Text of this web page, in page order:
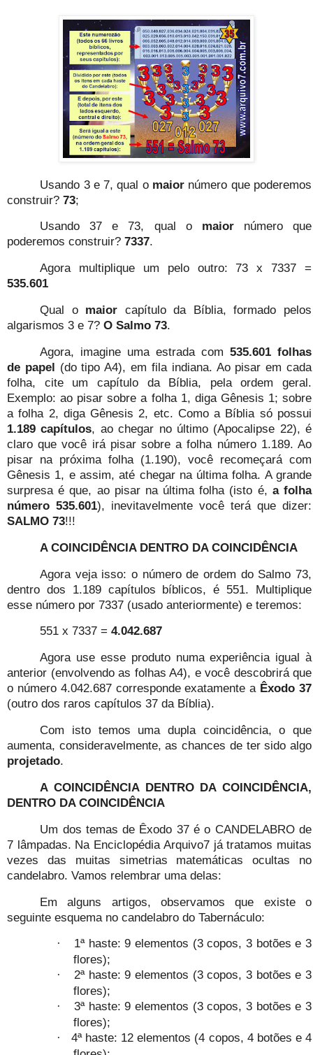
Usando 3 e 7, qual o maior número que poderemos
construir? 73;
Usando 37 e 73, qual o maiornúmero que
poderemos construir? 7337.
Agora multiplique um pelo outro: 73 x 7337 =
535.601
Qual o maior capítulo da Bíblia, formado pelos
algarismos 3 e 7? O Salmo 73.
Agora, imagine uma estrada com535.601 folhas
de papel (do tipo A4), em fila indiana. Ao pisar em cada
folha, cite um capítulo da Bíblia, pela ordem geral.
Exemplo: ao pisar sobre a folha 1, diga Gênesis 1; sobre
a folha 2, diga Gênesis 2, etc. Como a Bíblia só possui
1.189 capítulos, ao chegar no último (Apocalipse 22), é
claro que você irá pisar sobre a folha número 1.189. Ao
pisar na próxima folha (1.190), você recomeçará com
Gênesis 1, e assim, até chegar na última folha. A grande
surpresa é que, ao pisar na última folha (isto é, a folha
número 535.601), inevitavelmente você terá que dizer:
SALMO 73!!!
A COINCIDÊNCIA DENTRO DA COINCIDÊNCIA
Agora veja isso: o número de ordem do Salmo 73,
dentro dos 1.189 capítulos bíblicos, é 551. Multiplique
esse número por 7337 (usado anteriormente) e teremos:
551 x 7337 =4.042.687
Agora use esse produto numa experiência igual à
anterior (envolvendo as folhas A4), e você descobrirá que
o número 4.042.687 corresponde exatamente a Êxodo 37
(outro dos raros capítulos 37 da Bíblia).
Com isto temos uma dupla coincidência, o que
aumenta, consideravelmente, as chances de ter sido algo
projetado.
A COINCIDÊNCIA DENTRO DA COINCIDÊNCIA,
DENTRO DA COINCIDÊNCIA
Um dos temas de Êxodo 37 é o CANDELABRO de
7 lâmpadas. Na Enciclopédia Arquivo7 já tratamos muitas
vezes das muitas simetrias matemáticas ocultas no
candelabro. Vamos relembrar uma delas:
Em alguns artigos, observamos que existe o
seguinte esquema no candelabro do Tabernáculo:
·
1ª haste: 9 elementos (3 copos, 3 botões e 3
flores);
·
2ª haste: 9 elementos (3 copos, 3 botões e 3
flores);
·
3ª haste: 9 elementos (3 copos, 3 botões e 3
flores);
·
4ª haste: 12 elementos (4 copos, 4 botões e 4